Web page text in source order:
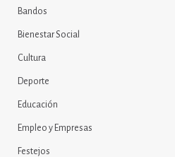
Bandos
Bienestar Social
Cultura
Deporte
Educación
Empleo y Empresas
Festejos